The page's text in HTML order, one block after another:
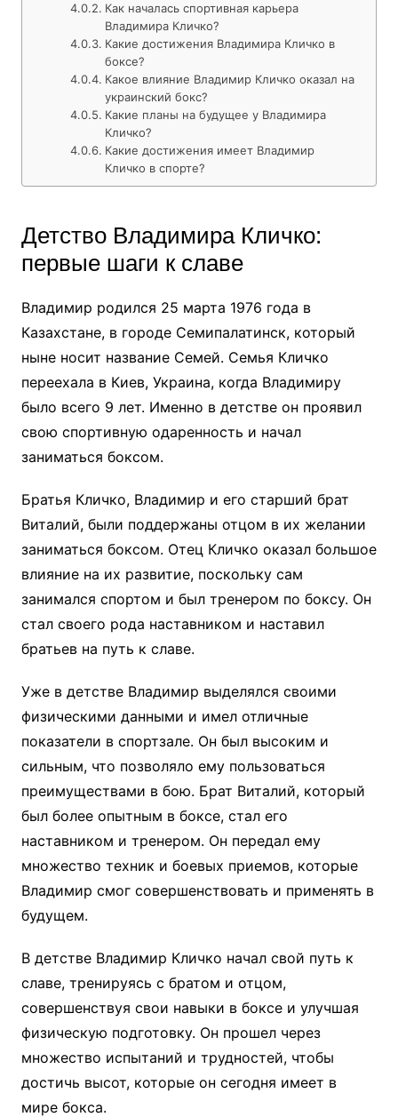
Как началась спортивная карьера
Владимира Кличко?
Какие достижения Владимира Кличко в
боксе?
Какое влияние Владимир Кличко оказал на
украинский бокс?
Какие планы на будущее у Владимира
Кличко?
Какие достижения имеет Владимир
Кличко в спорте?
Детство Владимира Кличко:
первые шаги к славе
Владимир родился 25 марта 1976 года в
Казахстане, в городе Семипалатинск, который
ныне носит название Семей. Семья Кличко
переехала в Киев, Украина, когда Владимиру
было всего 9 лет. Именно в детстве он проявил
свою спортивную одаренность и начал
заниматься боксом.
Братья Кличко, Владимир и его старший брат
Виталий, были поддержаны отцом в их желании
заниматься боксом. Отец Кличко оказал большое
влияние на их развитие, поскольку сам
занимался спортом и был тренером по боксу. Он
стал своего рода наставником и наставил
братьев на путь к славе.
Уже в детстве Владимир выделялся своими
физическими данными и имел отличные
показатели в спортзале. Он был высоким и
сильным, что позволяло ему пользоваться
преимуществами в бою. Брат Виталий, который
был более опытным в боксе, стал его
наставником и тренером. Он передал ему
множество техник и боевых приемов, которые
Владимир смог совершенствовать и применять в
будущем.
В детстве Владимир Кличко начал свой путь к
славе, тренируясь с братом и отцом,
совершенствуя свои навыки в боксе и улучшая
физическую подготовку. Он прошел через
множество испытаний и трудностей, чтобы
достичь высот, которые он сегодня имеет в
мире бокса.